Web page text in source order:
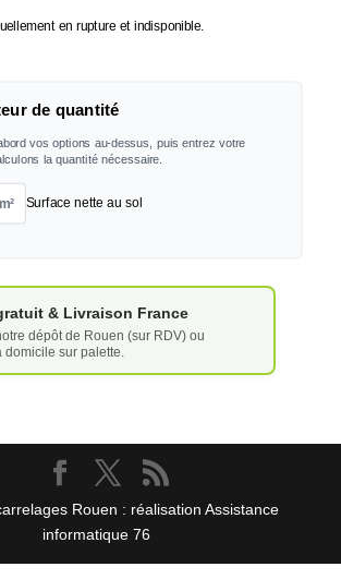
en rupture et indisponible.
de quantité
vos options au-dessus, puis entrez votre
la quantité nécessaire.
m² Surface nette au sol
& Livraison France
dépôt de Rouen (sur RDV) ou
domicile sur palette.
Rouen : réalisation Assistance
informatique 76